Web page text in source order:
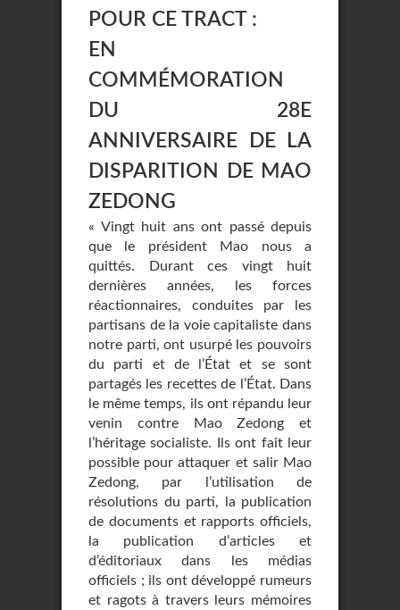
POUR CE TRACT :
EN
COMMÉMORATION
DU 28E
ANNIVERSAIRE DE LA
DISPARITION DE MAO
ZEDONG
« Vingt huit ans ont passé depuis
que le président Mao nous a
quittés. Durant ces vingt huit
dernières années, les forces
réactionnaires, conduites par les
partisans de la voie capitaliste dans
notre parti, ont usurpé les pouvoirs
du parti et de l’État et se sont
partagés les recettes de l’État. Dans
le même temps, ils ont répandu leur
venin contre Mao Zedong et
l’héritage socialiste. Ils ont fait leur
possible pour attaquer et salir Mao
Zedong, par l’utilisation de
résolutions du parti, la publication
de documents et rapports officiels,
la publication d’articles et
d’éditoriaux dans les médias
officiels ; ils ont développé rumeurs
et ragots à travers leurs mémoires